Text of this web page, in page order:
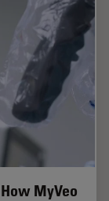
MyVeo